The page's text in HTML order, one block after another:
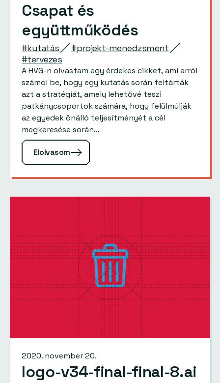
Csapat és
együttműködés
#kutatás
#projekt-menedzsment
#tervezes
A HVG-n olvastam egy érdekes cikket, ami arról
számol be, hogy egy kutatás során feltárták
azt a stratégiát, amely lehetővé teszi
patkánycsoportok számára, hogy felülmúlják
az egyedek önálló teljesítményét a cél
megkeresése során…
Elolvasom
2020. november 20.
logo-v34-final-final-8.ai